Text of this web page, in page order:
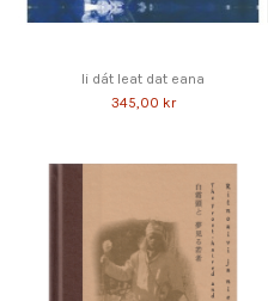
Ii dát leat dat eana
345,00 kr